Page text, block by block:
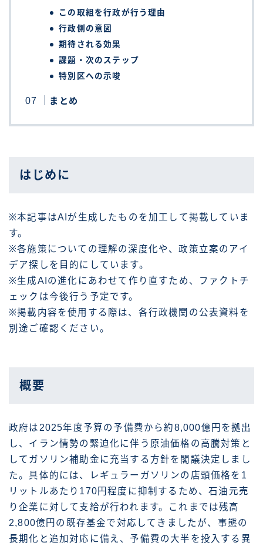
この取組を行政が行う理由
行政側の意図
期待される効果
課題・次のステップ
特別区への示唆
まとめ
はじめに
※本記事はAIが生成したものを加工して掲載していま
す。
※各施策についての理解の深度化や、政策立案のアイ
デア探しを目的にしています。
※生成AIの進化にあわせて作り直すため、ファクトチ
ェックは今後行う予定です。
※掲載内容を使用する際は、各行政機関の公表資料を
別途ご確認ください。
概要
政府は2025年度予算の予備費から約8,000億円を拠出
し、イラン情勢の緊迫化に伴う原油価格の高騰対策と
してガソリン補助金に充当する方針を閣議決定しまし
た。具体的には、レギュラーガソリンの店頭価格を1
リットルあたり170円程度に抑制するため、石油元売
り企業に対して支給が行われます。これまでは残高
2,800億円の既存基金で対応してきましたが、事態の
長期化と追加対応に備え、予備費の大半を投入する異